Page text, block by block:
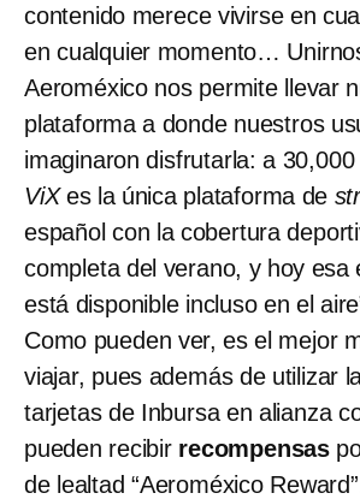
contenido merece vivirse en
en cualquier momento…
Aeroméxico nos permite llevar
plataforma a donde nuestros
imaginaron disfrutarla: a
ViXes la única plataforma de
español con la cobertura
completa del verano, y hoy esa
está disponible incluso en el
Como pueden ver, es el mejor
viajar, pues además de utilizar
tarjetas de Inbursa en alianza
pueden recibir recompensas
de lealtad “Aeroméxico